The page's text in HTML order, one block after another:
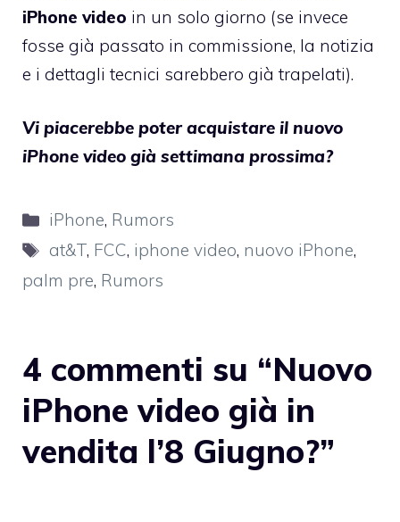
iPhone video in un solo giorno (se invece
fosse già passato in commissione, la notizia
e i dettagli tecnici sarebbero già trapelati).
Vi piacerebbe poter acquistare il nuovo
iPhone video già settimana prossima?
Categorie
iPhone, Rumors
Tag
at&T, FCC, iphone video, nuovo iPhone,
palm pre, Rumors
4 commenti su “Nuovo
iPhone video già in
vendita l’8 Giugno?”